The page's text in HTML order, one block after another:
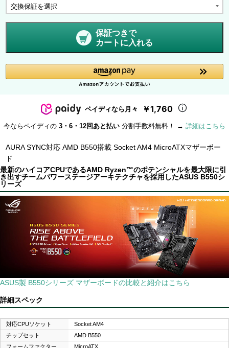
保証つきで
カートに入れる
ペイディなら月々 ￥1,760
今ならペイディの 3・6・12回あと払い 分割手数料無料！ → 詳細はこちら
AURA SYNC対応 AMD B550搭載 Socket AM4 MicroATXマザーボー
ド
最新のハイコアCPUであるAMD Ryzen™のポテンシャルを最大限に引
き出すチームパワーステージアーキテクチャを採用したASUS B550シ
リーズ
ASUS製 B550シリーズ マザーボードの比較と紹介はこちら
詳細スペック
対応CPUソケット
Socket AM4
チップセット
AMD B550
フォームファクター
MicroATX